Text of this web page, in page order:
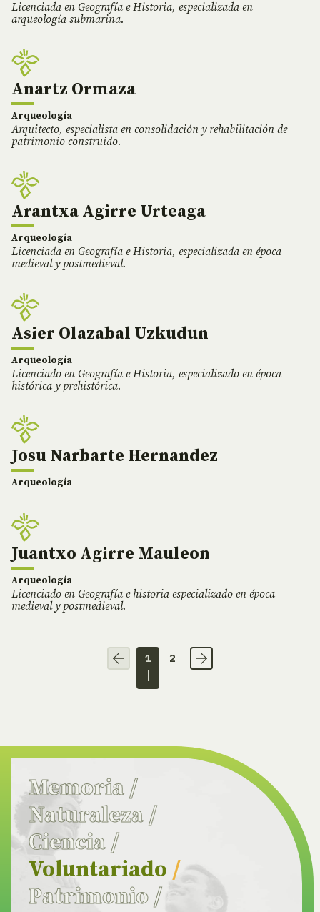
Licenciada en Geografía e Historia, especializada en
arqueología submarina.
Anartz Ormaza
Arqueología
Arquitecto, especialista en consolidación y rehabilitación de
patrimonio construido.
Arantxa Agirre Urteaga
Arqueología
Licenciada en Geografía e Historia, especializada en época
medieval y postmedieval.
Asier Olazabal Uzkudun
Arqueología
Licenciado en Geografía e Historia, especializado en época
histórica y prehistórica.
Josu Narbarte Hernandez
Arqueología
Juantxo Agirre Mauleon
Arqueología
Licenciado en Geografía e historia especializado en época
medieval y postmedieval.
1 2
Memoria /
Naturaleza /
Ciencia /
Voluntariado /
Patrimonio /